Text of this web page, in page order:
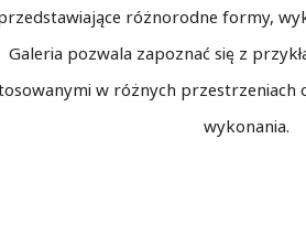
różnorodne formy,
Galeria pozwala zapoznać się z
w różnych przestrzeniach
wykonania.